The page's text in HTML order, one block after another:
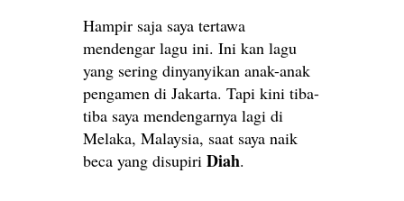
Hampir saja saya tertawa
mendengar lagu ini. Ini kan lagu
yang sering dinyanyikan anak-anak
pengamen di Jakarta. Tapi kini tiba-
tiba saya mendengarnya lagi di
Melaka, Malaysia, saat saya naik
beca yang disupiri Diah.